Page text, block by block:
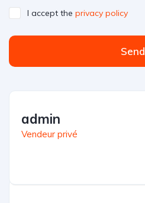
I accept the privacy policy
Send
admin
Vendeur privé